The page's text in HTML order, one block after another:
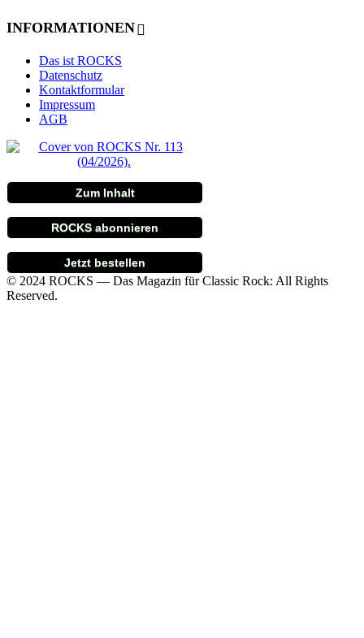
INFORMATIONEN
Das ist ROCKS
Datenschutz
Kontaktformular
Impressum
AGB
Zum Inhalt
ROCKS abonnieren
Jetzt bestellen
© 2024 ROCKS — Das Magazin für Classic Rock: All Rights
Reserved.